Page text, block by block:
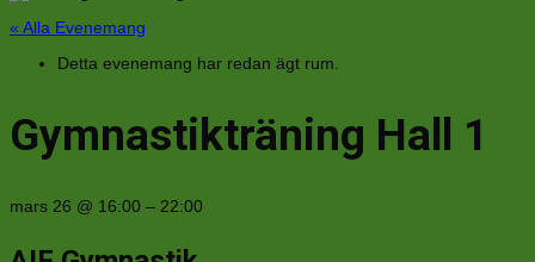
« Alla Evenemang
Detta evenemang har redan ägt rum.
Gymnastikträning Hall 1
mars 26 @ 16:00 – 22:00